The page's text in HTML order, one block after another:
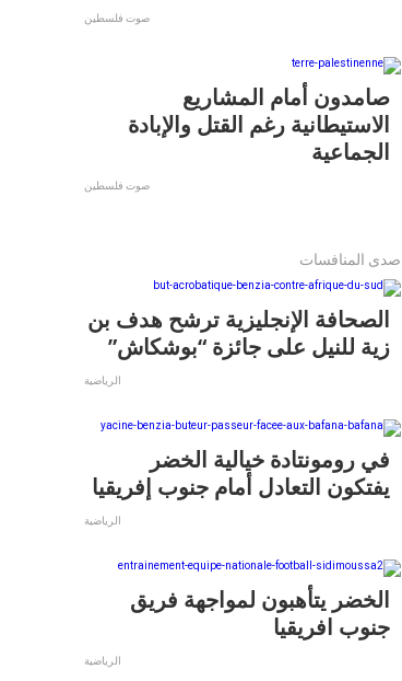
صوت فلسطين
صامدون أمام المشاريع
الاستيطانية رغم القتل والإبادة
الجماعية
صوت فلسطين
صدى المنافسات
الصحافة الإنجليزية ترشح هدف بن
زية للنيل على جائزة “بوشكاش”
الرياضية
في رومونتادة خيالية الخضر
يفتكون التعادل أمام جنوب إفريقيا
الرياضية
الخضر يتأهبون لمواجهة فريق
جنوب افريقيا
الرياضية